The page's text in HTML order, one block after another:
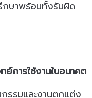
กษาพร้อมทั้งรับผิด
ย์การใช้งานในอนาคต
รรมและงานตกแต่ง